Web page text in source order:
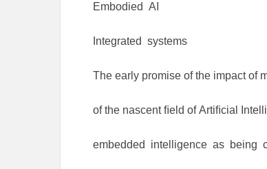
Embodied AI
Integrated systems
The early promise of the impact of
of the nascent ﬁeld of Artiﬁcial
embedded intelligence as being